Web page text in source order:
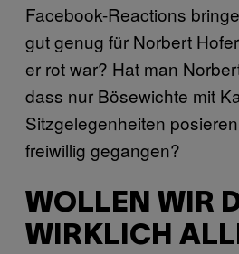
Facebook-Reactions
gut genug für Norbert
er rot war? Hat man
dass nur Bösewichte mit
Sitzgelegenheiten
freiwillig gegangen?
WOLLEN WIR
WIRKLICH